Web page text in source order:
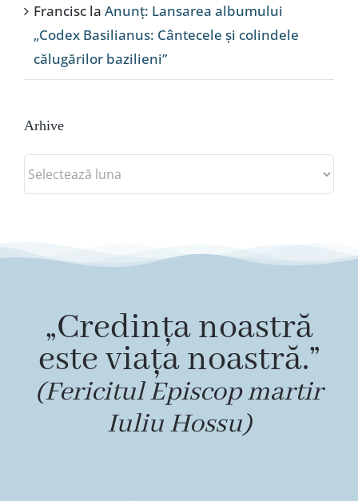
Francisc la Anunț: Lansarea albumului
„Codex Basilianus: Cântecele și colindele
călugărilor bazilieni”
Arhive
Arhive
„Credința noastră
este viața noastră.”
(Fericitul Episcop martir
Iuliu Hossu)